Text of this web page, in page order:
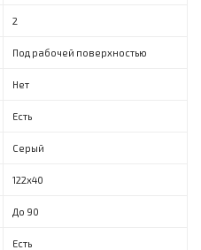
2
Под рабочей поверхностью
Нет
Есть
Серый
122х40
До 90
Есть